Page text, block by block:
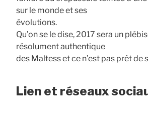
sur le monde et ses
évolutions.
Qu’on se le dise, 2017 sera un
résolument authentique
des Maltess et ce n’est pas prêt de
Lien et réseaux